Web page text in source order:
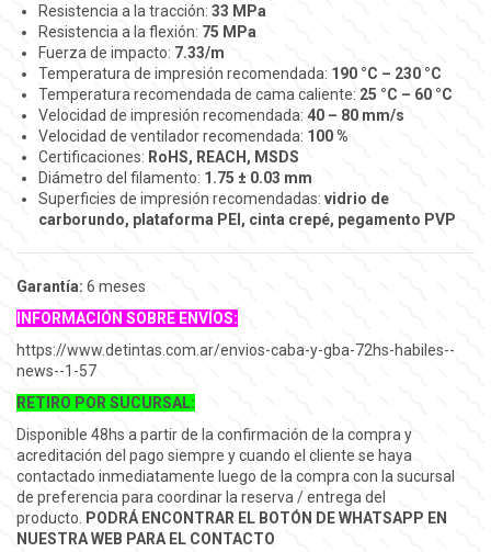
Resistencia a la tracción: 33 MPa
Resistencia a la flexión: 75 MPa
Fuerza de impacto: 7.33/m
Temperatura de impresión recomendada: 190 °C – 230 °C
Temperatura recomendada de cama caliente: 25 °C – 60 °C
Velocidad de impresión recomendada: 40 – 80 mm/s
Velocidad de ventilador recomendada: 100 %
Certificaciones: RoHS, REACH, MSDS
Diámetro del filamento: 1.75 ± 0.03 mm
Superficies de impresión recomendadas: vidrio de
carborundo, plataforma PEI, cinta crepé, pegamento PVP
Garantía: 6 meses
INFORMACIÓN SOBRE ENVÍOS:
https://www.detintas.com.ar/envios-caba-y-gba-72hs-habiles--
news--1-57
RETIRO POR SUCURSAL:
Disponible 48hs a partir de la confirmación de la compra y
acreditación del pago siempre y cuando el cliente se haya
contactado inmediatamente luego de la compra con la sucursal
de preferencia para coordinar la reserva / entrega del
producto.
PODRÁ ENCONTRAR EL BOTÓN DE WHATSAPP EN
NUESTRA WEB PARA EL CONTACTO